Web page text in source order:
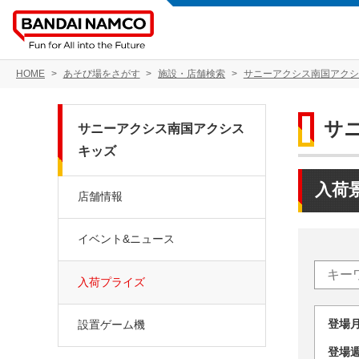
HOME あそび場をさがす 施設・店舗検索 サニーアクシス南国アク
サ
入荷
登
登
サニーアクシス南国アクシス
キッズ
店舗情報
イベント&ニュース
入荷プライズ
設置ゲーム機